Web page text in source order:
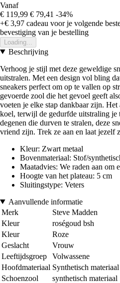
Vanaf
€ 119,99 € 79,41 -34%
+€ 3,97 cadeau voor je volgende
bevestiging van je bestelling
Loading...
Beschrijving
Verhoog je stijl met deze geweldige
uitstralen. Met een design vol bling
sneakers perfect om op te vallen op
gevoerde zool die het gevoel geeft
voeten je elke stap dankbaar zijn.
koel, terwijl de gedurfde uitstraling je
degenen die durven te stralen, deze
vriend zijn. Trek ze aan en laat jezelf
Kleur: Zwart metaal
Bovenmateriaal: Stof/
Maatadvies: We raden aan om
Hoogte van het plateau: 5 cm
Sluitingstype: Veters
Aanvullende informatie
Merk
Steve Madden
Kleur
roségoud bsh
Kleur
Roze
Geslacht
Vrouw
Leeftijdsgroep
Volwassene
Hoofdmateriaal Synthetisch
Schoenzool
synthetisch materiaal